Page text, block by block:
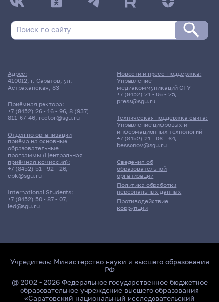
Адрес:
410012, г. Саратов, ул.
Астраханская, 83
Приёмная ректора:
+7 (8452) 26 - 16 - 96, 8 (937)
811-67-46, rector@sgu.ru
Отдел по организации
приёма на основные
образовательные
программы (Центральная
приёмная комиссия):
+7 (8452) 51 - 92 - 26,
cpk@sgu.ru
International Students:
+7 (8452) 50 - 87 - 07,
ied@sgu.ru
Сведения об
образовательной
организации
Политика обработки
персональных данных
Противодействие
коррупции
Новости и пресс-поддержка:
Управление
медиакоммуникаций СГУ
+7 (8452) 21 - 06 - 25,
press@sgu.ru
Техническая поддержка сайта:
Управление цифровых и
информационных технологий
+7 (8452) 21 - 06 - 64,
bessonov@sgu.ru
Учредитель: Министерство науки и высшего образования
РФ
@ 2002 - 2026 Федеральное государственное бюджетное
образовательное учреждение высшего образования
«Саратовский национальный исследовательский